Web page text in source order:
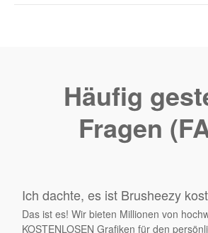
Häufig
Fragen
Ich dachte, es ist Brusheezy
Das ist es! Wir bieten Millionen von
KOSTENLOSEN Grafiken für den